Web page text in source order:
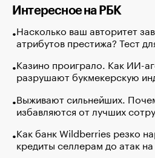
Интересное на РБК
Насколько ваш авторитет
атрибутов престижа? Тест
Казино проиграло. Как ИИ-
разрушают букмекерскую
Выживают сильнейших.
избавляются от лучших
Как банк Wildberries резко
кредиты селлерам до атак